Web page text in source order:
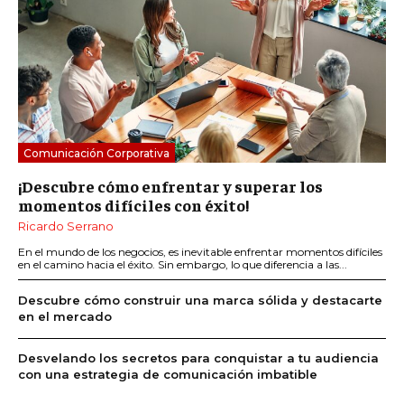
Comunicación Corporativa
¡Descubre cómo enfrentar y superar los
momentos difíciles con éxito!
Ricardo Serrano
En el mundo de los negocios, es inevitable enfrentar momentos difíciles
en el camino hacia el éxito. Sin embargo, lo que diferencia a las...
Descubre cómo construir una marca sólida y destacarte
en el mercado
Desvelando los secretos para conquistar a tu audiencia
con una estrategia de comunicación imbatible